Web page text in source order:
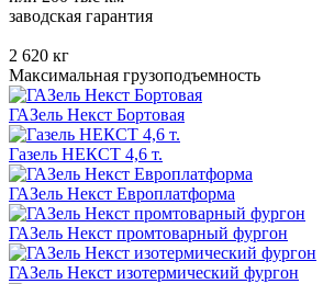
заводская гарантия
2 620 кг
Максимальная грузоподъемность
ГАЗель Некст Бортовая
Газель НЕКСТ 4,6 т.
ГАЗель Некст Европлатформа
ГАЗель Некст промтоварный фургон
ГАЗель Некст изотермический фургон